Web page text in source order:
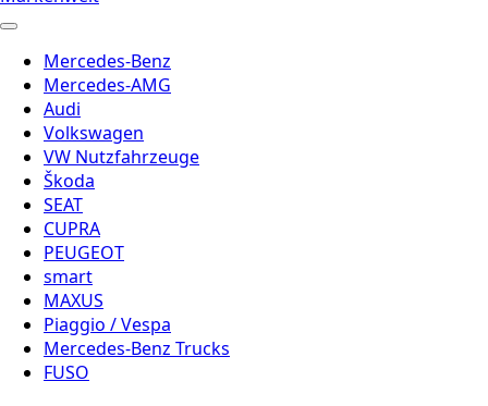
Mercedes-Benz
Mercedes-AMG
Audi
Volkswagen
VW Nutzfahrzeuge
Škoda
SEAT
CUPRA
PEUGEOT
smart
MAXUS
Piaggio / Vespa
Mercedes-Benz Trucks
FUSO